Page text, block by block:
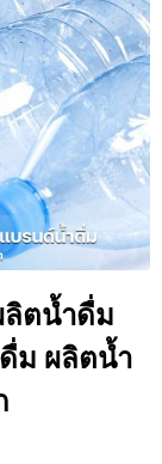
ลิตน้ำดื่ม
ม ผลิตน้ำ